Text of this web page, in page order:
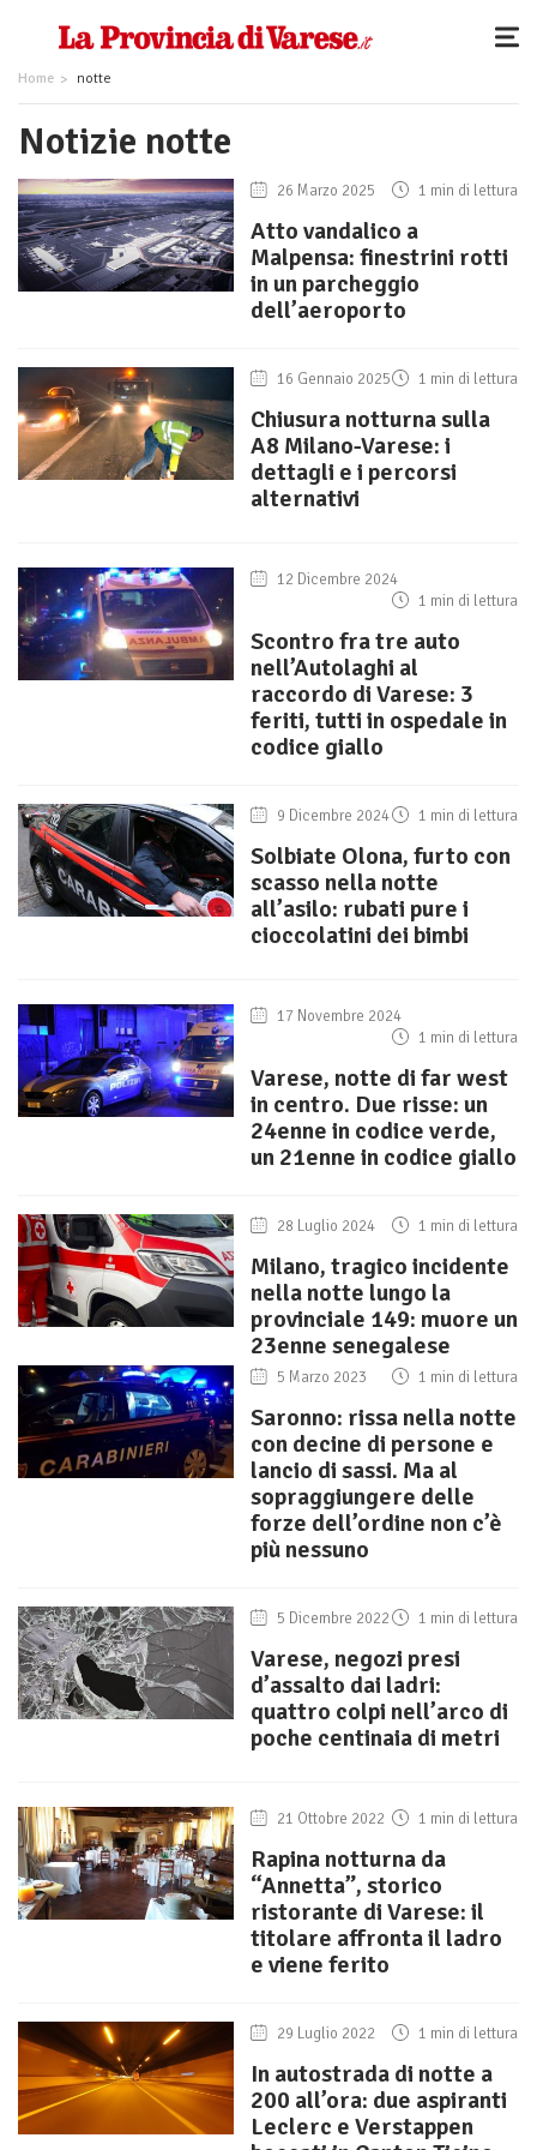
Home notte
Notizie notte
26 Marzo 2025 1 min di lettura
Atto vandalico a
Malpensa: finestrini rotti
in un parcheggio
dell’aeroporto
16 Gennaio 2025 1 min di lettura
Chiusura notturna sulla
A8 Milano-Varese: i
dettagli e i percorsi
alternativi
12 Dicembre 2024
1 min di lettura
Scontro fra tre auto
nell’Autolaghi al
raccordo di Varese: 3
feriti, tutti in ospedale in
codice giallo
9 Dicembre 2024 1 min di lettura
Solbiate Olona, furto con
scasso nella notte
all’asilo: rubati pure i
cioccolatini dei bimbi
17 Novembre 2024
1 min di lettura
Varese, notte di far west
in centro. Due risse: un
24enne in codice verde,
un 21enne in codice giallo
28 Luglio 2024 1 min di lettura
Milano, tragico incidente
nella notte lungo la
provinciale 149: muore un
23enne senegalese
5 Marzo 2023 1 min di lettura
Saronno: rissa nella notte
con decine di persone e
lancio di sassi. Ma al
sopraggiungere delle
forze dell’ordine non c’è
più nessuno
5 Dicembre 2022 1 min di lettura
Varese, negozi presi
d’assalto dai ladri:
quattro colpi nell’arco di
poche centinaia di metri
21 Ottobre 2022 1 min di lettura
Rapina notturna da
“Annetta”, storico
ristorante di Varese: il
titolare affronta il ladro
e viene ferito
29 Luglio 2022 1 min di lettura
In autostrada di notte a
200 all’ora: due aspiranti
Leclerc e Verstappen